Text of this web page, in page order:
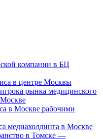
компании в БЦ
в центре Москвы
рынка медицинского
в Москве рабочими
медиахолдинга в Москве
в Томске —